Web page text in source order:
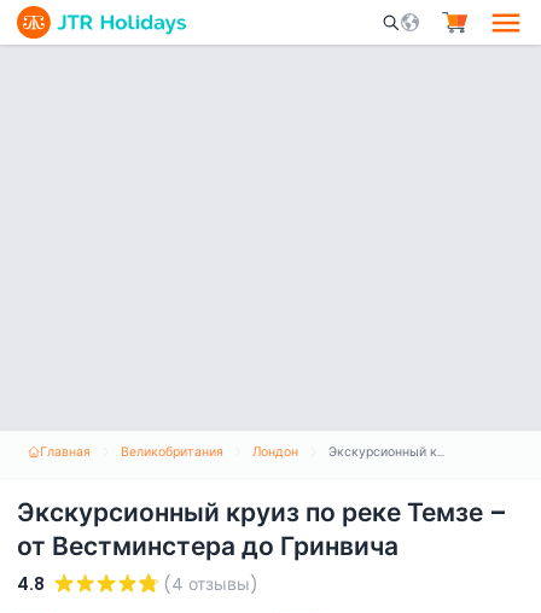
Mobile Search
Главная Великобритания Лондон Экскурсионный круиз по реке Темзе – от Вестминстера до Гринвича
Экскурсионный круиз по реке Темзе –
от Вестминстера до Гринвича
4.8
(4 отзывы)